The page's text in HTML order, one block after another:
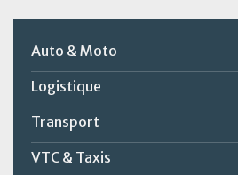
Auto & Moto
Logistique
Transport
VTC & Taxis